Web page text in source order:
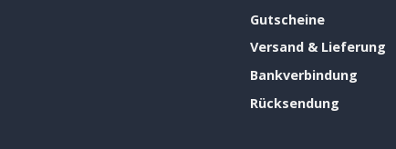
Gutscheine
Versand & Lieferung
Bankverbindung
Rücksendung